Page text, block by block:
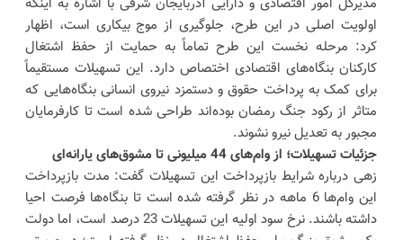
اولویت اصلی در این طرح، جلوگیری از موج بیکاری است، اظهار
کرد: مرحله نخست این طرح تماماً به حمایت از حفظ اشتغال
کارکنان بنگاه‌های اقتصادی اختصاص دارد. این تسهیلات مستقیماً
برای کمک به پرداخت حقوق و دستمزد نیروی انسانی بنگاه‌هایی که
متاثر از رکود جنگ رمضان بوده‌اند طراحی شده است تا کارفرمایان
مجبور به تعدیل نیرو نشوند.
جزئیات تسهیلات؛ از وام‌های 44 میلیونی تا مشوق‌های یارانه‌ای
زهی درباره شرایط بازپرداخت این تسهیلات گفت: مدت بازپرداخت
این وام‌ها 6 ماهه در نظر گرفته شده است تا بنگاه‌ها فرصت احیا
داشته باشند. نرخ سود اولیه این تسهیلات 23 درصد است، اما دولت